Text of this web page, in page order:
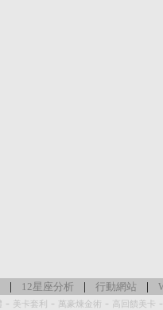
| 12星座分析 | 行動網站 |
- 美卡套利 - 萬豪煉金術 - 高回饋美卡